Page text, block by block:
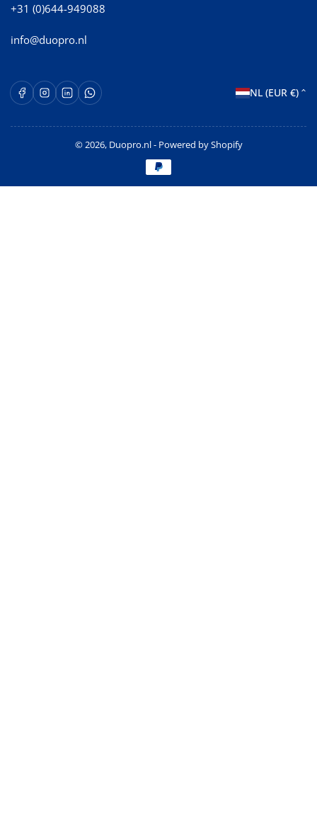
+31 (0)644-949088
info@duopro.nl
FacebookInstagram
LinkedInWhatsApp Opent in een nieuw venster.
L
n
d
NL (EUR €)
© 2026, Duopro.nl- Powered by Shopify
Betaalmethoden